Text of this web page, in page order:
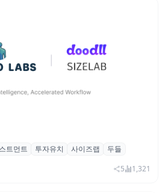
지인베스트먼트로부터 시
트먼트 투자유치 사이즈랩
두들
5 1,321